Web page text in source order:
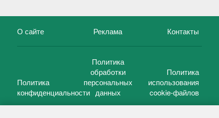
О сайте Реклама Контакты
Политика
конфиденциальности
Политика
обработки
персональных
данных
Политика
использования
cookie-файлов